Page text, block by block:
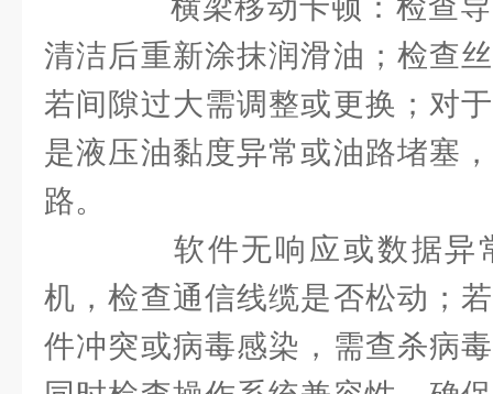
横梁移动卡顿：检查导
清洁后重新涂抹润滑油；检查
若间隙过大需调整或更换；对
是液压油黏度异常或油路堵塞
路。
软件无响应或数据异
机，检查通信线缆是否松动；
件冲突或病毒感染，需查杀病